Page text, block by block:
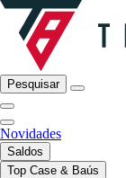
Pesquisar
Novidades
Saldos
Top Case & Baús